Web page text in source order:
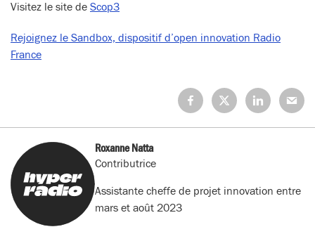
Visitez le site de Scop3
Rejoignez le Sandbox, dispositif d’open innovation Radio
France
Partagez
sur
Facebook
Partagez
sur
X
Partagez
sur
LinkedIn
sur
Mail
Roxanne Natta
Contributrice
Assistante cheffe de projet innovation entre
mars et août 2023